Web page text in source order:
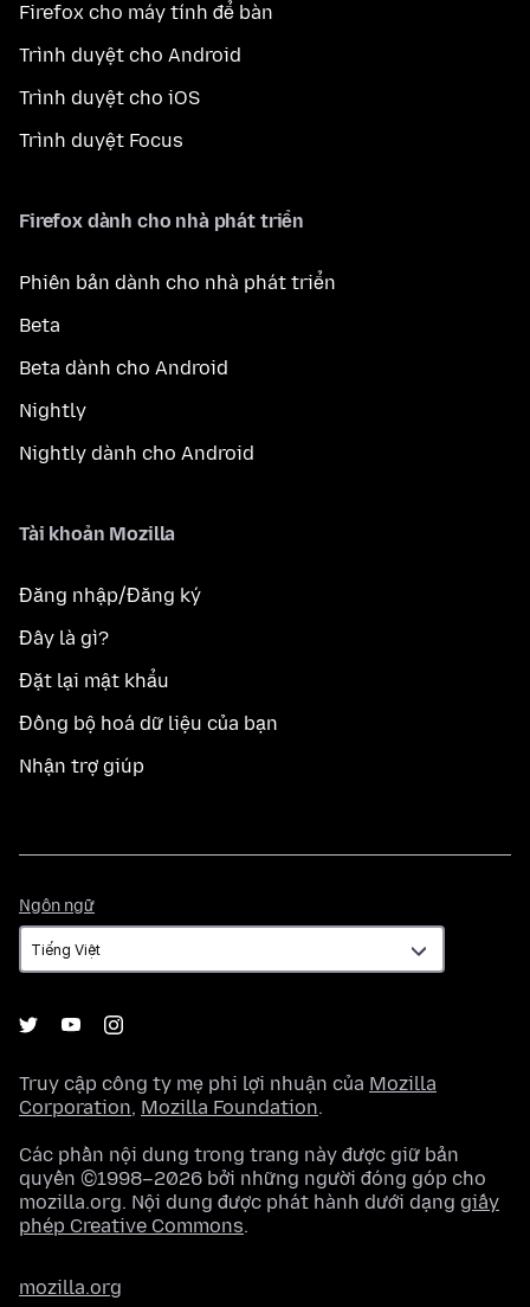
Firefox cho máy tính để bàn
Trình duyệt cho Android
Trình duyệt cho iOS
Trình duyệt Focus
Firefox dành cho nhà phát triển
Phiên bản dành cho nhà phát triển
Beta
Beta dành cho Android
Nightly
Nightly dành cho Android
Tài khoản Mozilla
Đăng nhập/Đăng ký
Đây là gì?
Đặt lại mật khẩu
Đồng bộ hoá dữ liệu của bạn
Nhận trợ giúp
Ngôn ngữ
ngữ
Truy cập công ty mẹ phi lợi nhuận của Mozilla
Corporation, Mozilla Foundation.
Các phần nội dung trong trang này được giữ bản
quyền ©1998–2026 bởi những người đóng góp cho
mozilla.org. Nội dung được phát hành dưới dạng giấy
phép Creative Commons.
mozilla.org